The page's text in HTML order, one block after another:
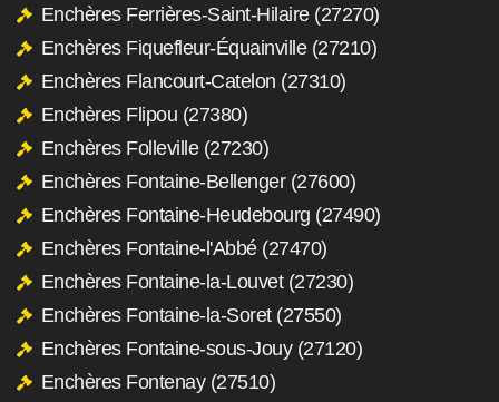
Enchères Ferrières-Saint-Hilaire (27270)
Enchères Fiquefleur-Équainville (27210)
Enchères Flancourt-Catelon (27310)
Enchères Flipou (27380)
Enchères Folleville (27230)
Enchères Fontaine-Bellenger (27600)
Enchères Fontaine-Heudebourg (27490)
Enchères Fontaine-l'Abbé (27470)
Enchères Fontaine-la-Louvet (27230)
Enchères Fontaine-la-Soret (27550)
Enchères Fontaine-sous-Jouy (27120)
Enchères Fontenay (27510)